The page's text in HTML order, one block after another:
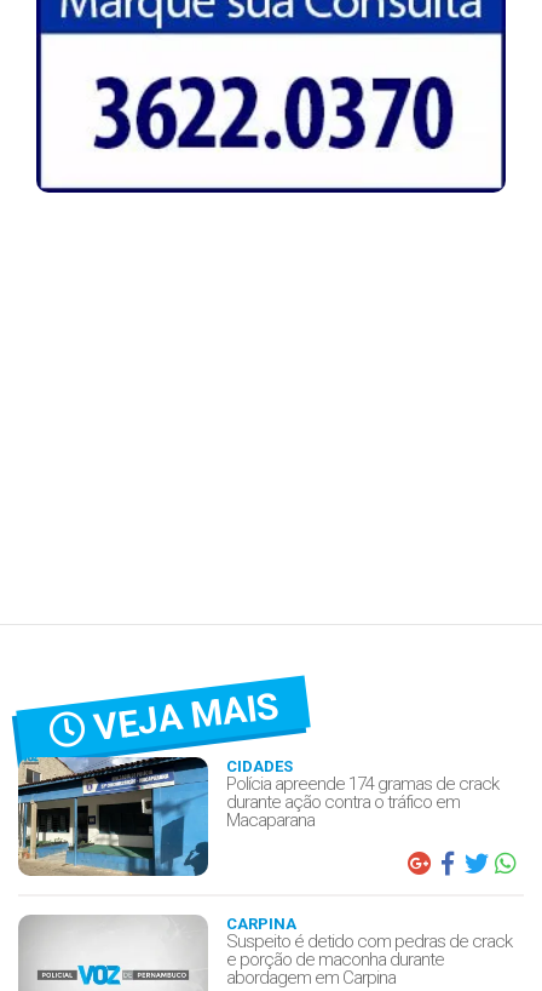
VEJA MAIS
CIDADES
Polícia apreende 174 gramas de crack
durante ação contra o tráfico em
Macaparana
CARPINA
Suspeito é detido com pedras de crack
e porção de maconha durante
abordagem em Carpina